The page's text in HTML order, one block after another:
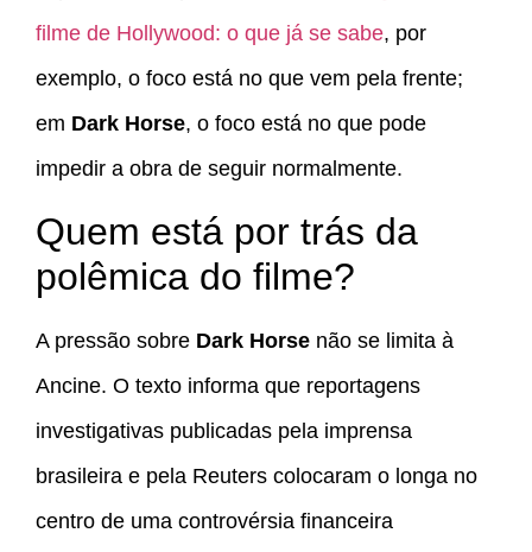
filme de Hollywood: o que já se sabe, por
exemplo, o foco está no que vem pela frente;
em Dark Horse, o foco está no que pode
impedir a obra de seguir normalmente.
Quem está por trás da
polêmica do filme?
A pressão sobre Dark Horse não se limita à
Ancine. O texto informa que reportagens
investigativas publicadas pela imprensa
brasileira e pela Reuters colocaram o longa no
centro de uma controvérsia financeira